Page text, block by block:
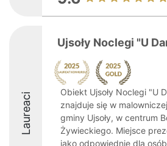
Laureaci
Ujsoły Noclegi "U
Obiekt Ujsoły Noclegi "U
znajduje się w
gminy Ujsoły, w centrum
Żywieckiego. Miejsce
jako odpowiednie dla